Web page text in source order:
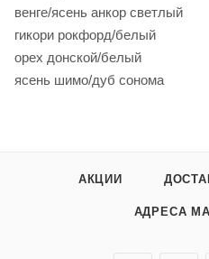
венге/ясень анкор светлый
гикори рокфорд/белый
орех донской/белый
ясень шимо/дуб сонома
АКЦИИ
АДРЕСА